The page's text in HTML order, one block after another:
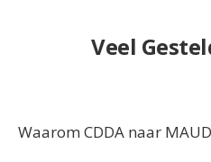
Veel
Waarom CDDA naar